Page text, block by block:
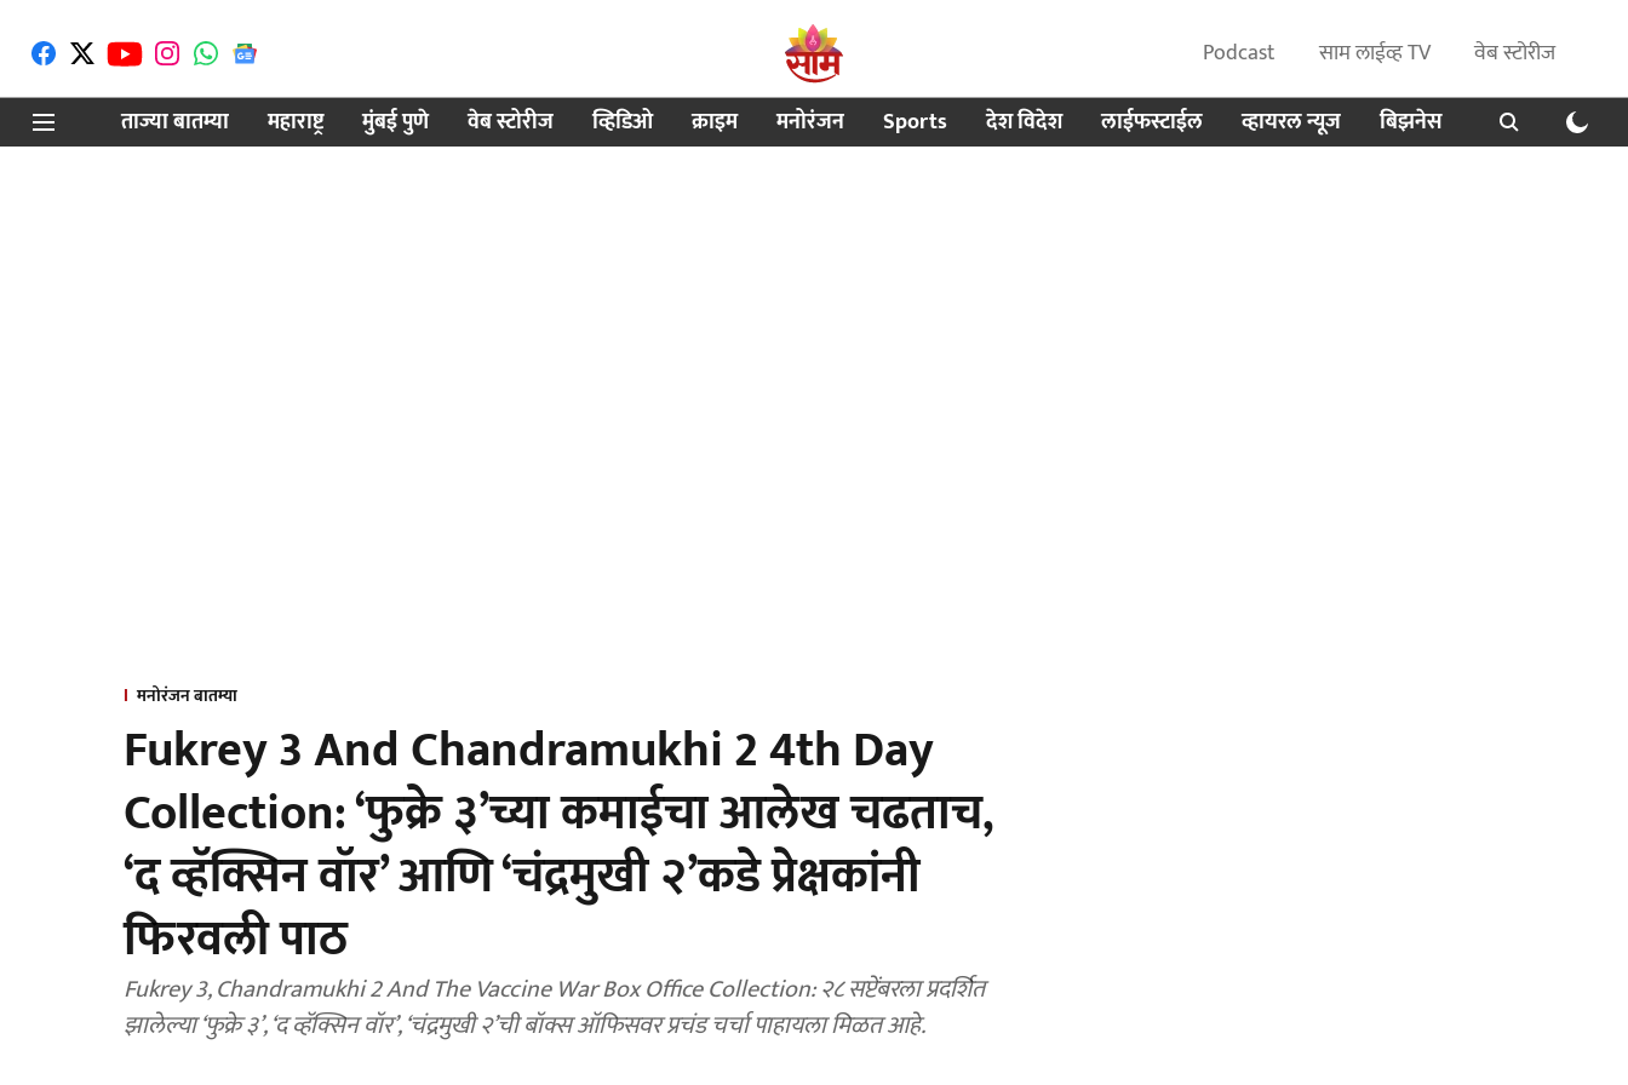
Podcast साम लाईव्ह TV
वेब स्टोरीज
ताज्या बातम्या
महाराष्ट्र मुंबई पुणे वेब स्टोरीज व्हिडिओ क्राइम मनोरंजन Sports देश विदेश लाईफस्टाईल व्हायरल न्यूज बिझनेस
मनोरंजन बातम्या
Fukrey 3 And Chandramukhi 2 4th Day
Collection: ‘फुक्रे ३’च्या कमाईचा आलेख चढताच,
‘द व्हॅक्सिन वॉर’ आणि ‘चंद्रमुखी २’कडे प्रेक्षकांनी
फिरवली पाठ
Fukrey 3, Chandramukhi 2 And The Vaccine War Box Office Collection: २८ सप्टेंबरला प्रदर्शित
झालेल्या ‘फुक्रे ३’, ‘द व्हॅक्सिन वॉर’, ‘चंद्रमुखी २’ची बॉक्स ऑफिसवर प्रचंड चर्चा पाहायला मिळत आहे.